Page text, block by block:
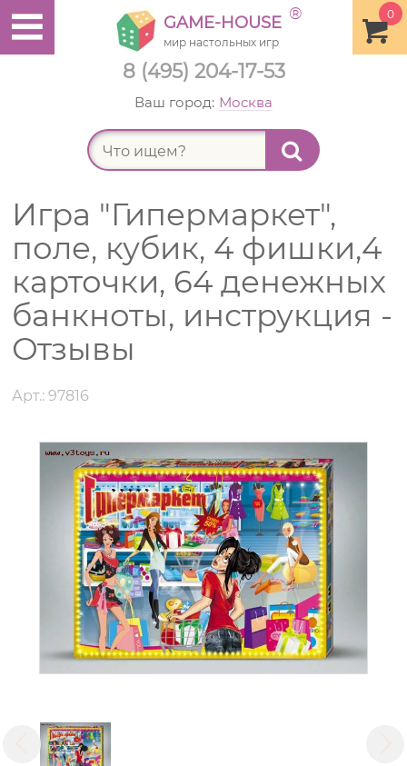
8 (495) 204-17-53
0
GAME-HOUSE ®
мир настольных игр
Ваш город: Москва
Игра "Гипермаркет",
поле, кубик, 4 фишки,4
карточки, 64 денежных
банкноты, инструкция -
Отзывы
Арт.: 97816